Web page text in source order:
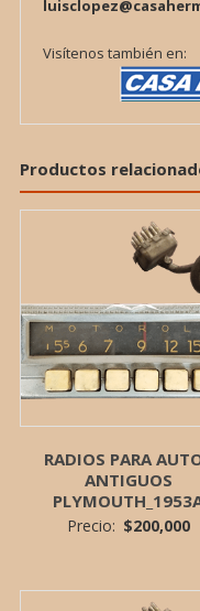
Visítenos también en:
Productos
RADIOS PARA
ANTIGUOS
Precio: $200,000